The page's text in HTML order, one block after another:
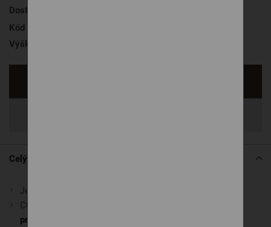
Dostupnosť
Kód produktu
Výška roštu
Celý popis
Je vyrobený
Chráni matrac pred vznikom nežiadúcich plesní, čím
predlžuje životnosť matraca